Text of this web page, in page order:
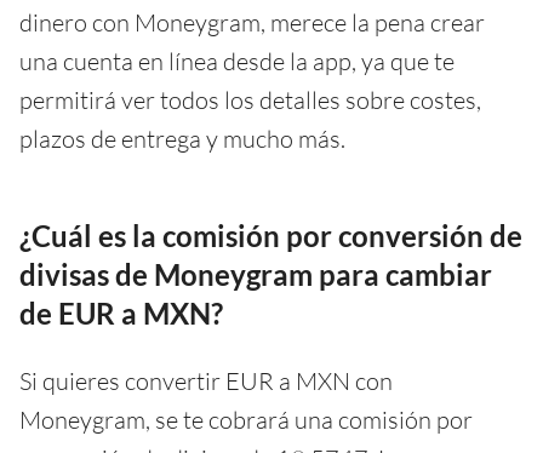
dinero con Moneygram, merece la pena crear
una cuenta en línea desde la app, ya que te
permitirá ver todos los detalles sobre costes,
plazos de entrega y mucho más.
¿Cuál es la comisión por conversión de
divisas de Moneygram para cambiar
de EUR a MXN?
Si quieres convertir EUR a MXN con
Moneygram, se te cobrará una comisión por